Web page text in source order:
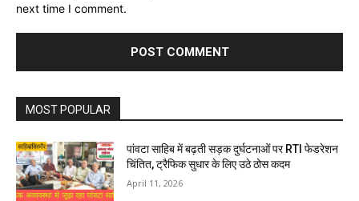
next time I comment.
MOST POPULAR
पांवटा साहिब में बढ़ती सड़क दुर्घटनाओं पर RTI फेडरेशन
चिंतित, ट्रैफिक सुधार के लिए उठे ठोस कदम
April 11, 2026